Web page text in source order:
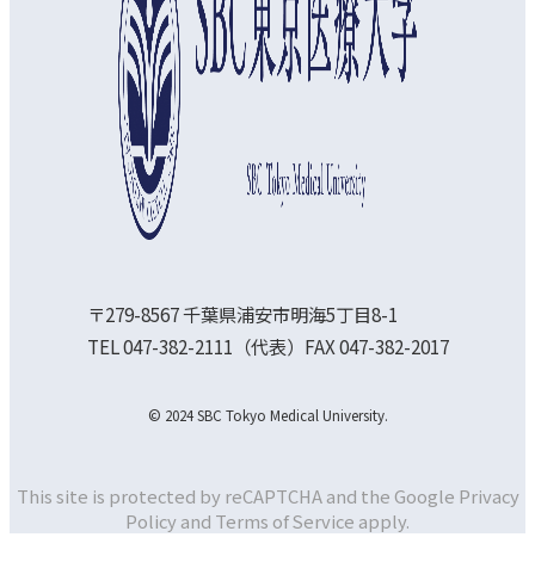
〒279-8567 千葉県浦安市明海5丁目8-1
TEL 047-382-2111（代表）FAX 047-382-2017
© 2024 SBC Tokyo Medical University.
This site is protected by reCAPTCHA and the Google Privacy
Policy and Terms of Service apply.